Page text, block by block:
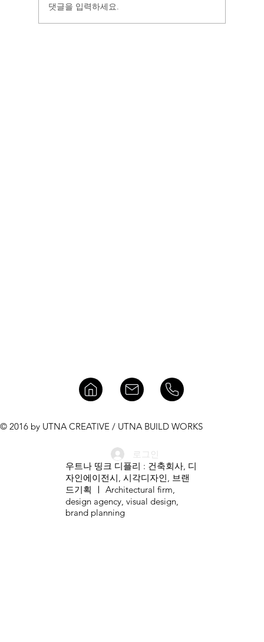
댓글을 입력하세요.
© 2016 by UTNA CREATIVE / UTNA BUILD WORKS
로그인
우트나 띵크 디플리 : 건축회사, 디
자인에이전시, 시각디자인, 브랜
드기획 ㅣ ​Architectural firm,
design agency, visual design,
brand planning